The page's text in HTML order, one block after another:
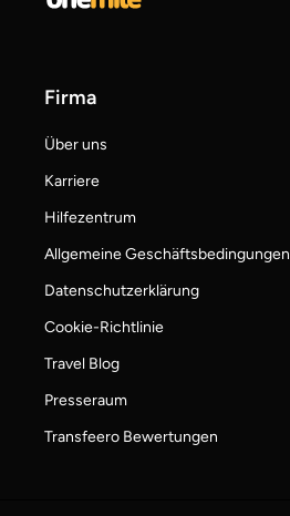
Firma
Über uns
Karriere
Hilfezentrum
Allgemeine Geschäftsbedingungen
Datenschutzerklärung
Cookie-Richtlinie
Travel Blog
Presseraum
Transfeero Bewertungen